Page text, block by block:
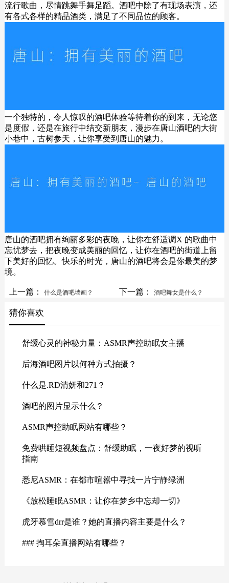
流行歌曲，尽情跳舞手舞足蹈。酒吧中除了有现场表演，还
有各式各样的精品酒类，满足了不同品位的顾客。
一个独特的，令人惊叹的酒吧体验等待着你的到来，无论您
是度假，还是在旅行中结交新朋友，漫步在唐山酒吧的大街
小巷中，古树参天，让你享受到唐山的魅力。
唐山的酒吧拥有绚丽多彩的夜晚，让你在舒适调X 的歌曲中
忘忧梦去，把夜晚变成美丽的回忆，让你在酒吧的街道上留
下美好的回忆。快乐的时光，唐山的酒吧将会是你最美的梦
境。
上一篇： 什么是酒吧墙画？ 下一篇： 酒吧舞女是什么？
猜你喜欢
舒缓心灵的神秘力量：ASMR声控助眠女主播
后海酒吧图片以何种方式拍摄？
什么是.RD清妍和271？
酒吧的图片显示什么？
ASMR声控助眠网站有哪些？
免费哄睡短视频盘点：舒缓助眠，一夜好梦的视听
指南
悉尼ASMR：在都市喧嚣中寻找一片宁静绿洲
《放松睡眠ASMR：让你在梦乡中忘却一切》
虎牙慕雪drr是谁？她的直播内容主要是什么？
### 掏耳朵直播网站有哪些？